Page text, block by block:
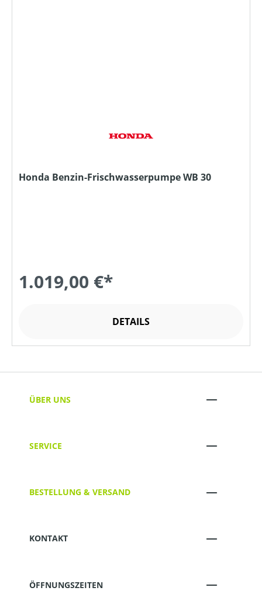
Honda Benzin-Frischwasserpumpe WB 30
1.019,00 €*
DETAILS
ÜBER UNS
SERVICE
BESTELLUNG & VERSAND
KONTAKT
ÖFFNUNGSZEITEN